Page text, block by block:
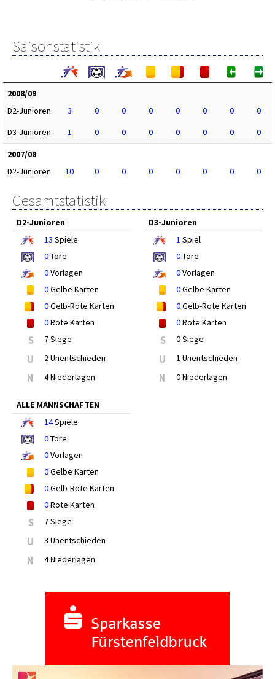
Saisonstatistik
2008/09
D2-Junioren
3 0 0 0 0 0 0
0
D3-Junioren
1 0 0 0 0 0 0
0
2007/08
D2-Junioren
10 0 0 0 0 0 0 0
Gesamtstatistik
D2-Junioren
13 Spiele
0Tore
0Vorlagen
0Gelbe Karten
0Gelb-Rote Karten
0Rote Karten
S 7 Siege
U 2 Unentschieden
N 4 Niederlagen
D3-Junioren
1 Spiel
0Tore
0Vorlagen
0Gelbe Karten
0Gelb-Rote Karten
0Rote Karten
S 0 Siege
U 1 Unentschieden
N 0 Niederlagen
ALLE MANNSCHAFTEN
14Spiele
0Tore
0Vorlagen
0Gelbe Karten
0Gelb-Rote Karten
0Rote Karten
S 7 Siege
U 3 Unentschieden
N 4 Niederlagen